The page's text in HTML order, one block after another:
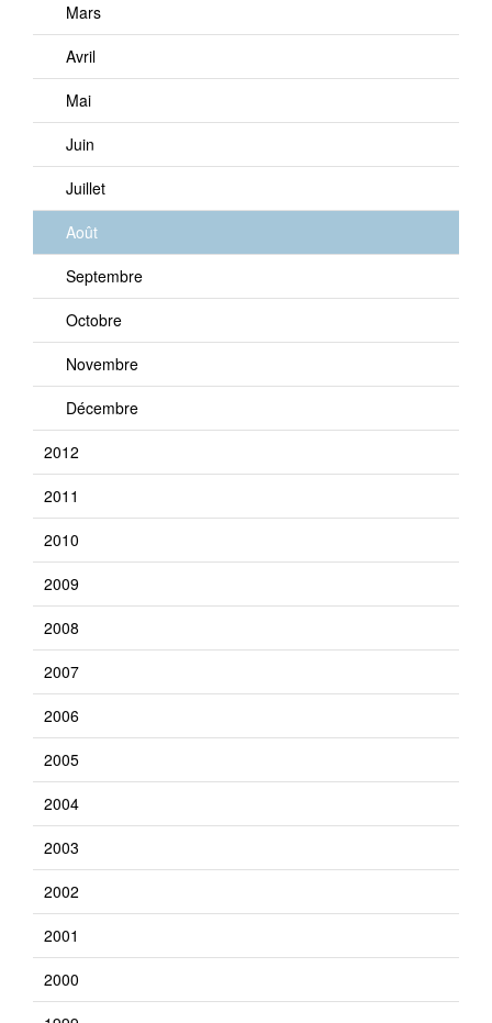
Mars
Avril
Mai
Juin
Juillet
Août
Septembre
Octobre
Novembre
Décembre
2012
2011
2010
2009
2008
2007
2006
2005
2004
2003
2002
2001
2000